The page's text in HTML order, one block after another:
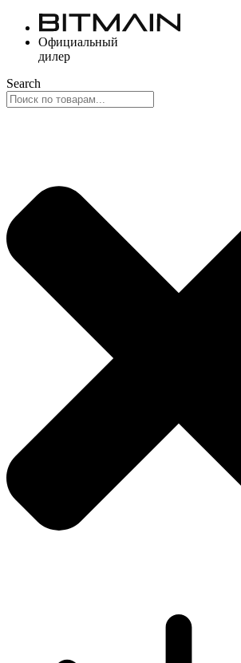
Перейти
содержимому
Официальный
дилер
Search